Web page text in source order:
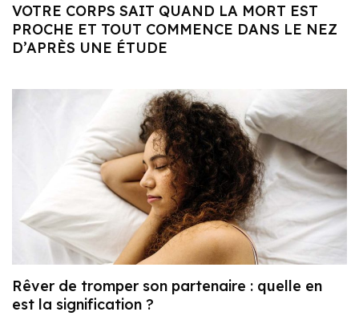
VOTRE CORPS SAIT QUAND LA MORT EST
PROCHE ET TOUT COMMENCE DANS LE NEZ
D’APRÈS UNE ÉTUDE
Rêver de tromper son partenaire : quelle en
est la signification ?